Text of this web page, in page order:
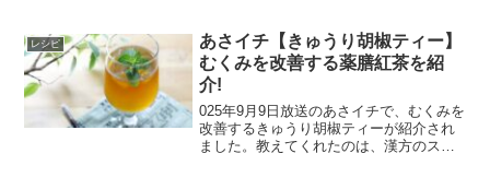
煮の混ぜご飯の材料前日に余ったひじき
煮や総菜のひじ...
レシピ
あさイチ【きゅうり胡椒ティー】
むくみを改善する薬膳紅茶を紹
介!
025年9月9日放送のあさイチで、むくみを
改善するきゅうり胡椒ティーが紹介され
ました。教えてくれたのは、漢方のスペ